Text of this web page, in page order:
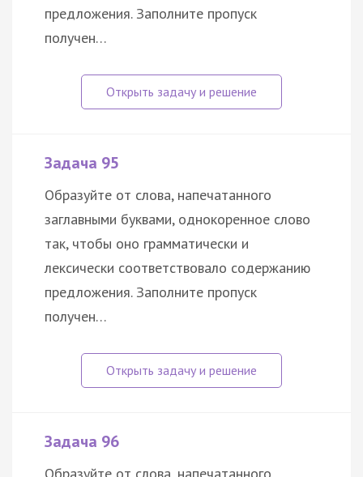
предложения. Заполните пропуск
получен…
Задача 95
Образуйте от слова, напечатанного
заглавными буквами, однокоренное слово
так, чтобы оно грамматически и
лексически соответствовало содержанию
предложения. Заполните пропуск
получен…
Задача 96